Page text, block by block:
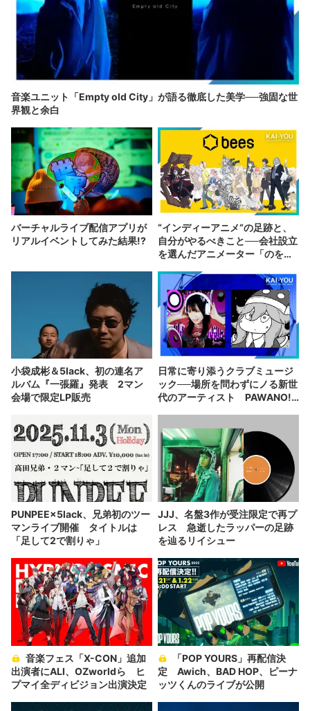
音楽ユニット「Empty old City」が語る徹底した美学──強固な世
界観と余白
バーチャルライブ配信アプリが
リアルイベントしてみた結果!?
“インディーアニメ“の足跡と、
自分がやるべきこと──会社設立
を選んだアニメーター「のを
小袋成彬＆5lack、初の連名ア
ルバム『一張羅』発表 2マン
会場で限定LP販売
日常に寄り添うクラブミュージ
ック──場所を問わずにノる新世
代のアーティスト PAWANO!!
PUNPEE×5lack、兄弟初のツー
マンライブ開催 タイトルは
「足して2で割りゃ」
JJJ、名盤3作が受注限定で再プ
レス 急逝したラッパーの足跡
を辿るリイシュー
出演者にALI、OZworldら ヒ
プマイ全ディビジョン出演決定
定 Awich、BAD HOP、ピーナ
ッツくんのライブが公開